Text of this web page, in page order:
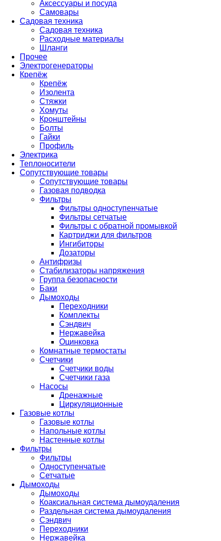
Аксессуары и посуда
Самовары
Садовая техника
Садовая техника
Расходные материалы
Шланги
Прочее
Электрогенераторы
Крепёж
Крепёж
Изолента
Стяжки
Хомуты
Кронштейны
Болты
Гайки
Профиль
Электрика
Теплоносители
Сопутствующие товары
Сопутствующие товары
Газовая подводка
Фильтры
Фильтры одноступенчатые
Фильтры сетчатые
Фильтры с обратной промывкой
Картриджи для фильтров
Ингибиторы
Дозаторы
Антифризы
Стабилизаторы напряжения
Группа безопасности
Баки
Дымоходы
Переходники
Комплекты
Сэндвич
Нержавейка
Оцинковка
Комнатные термостаты
Счетчики
Счетчики воды
Счетчики газа
Насосы
Дренажные
Циркуляционные
Газовые котлы
Газовые котлы
Напольные котлы
Настенные котлы
Фильтры
Фильтры
Одноступенчатые
Сетчатые
Дымоходы
Дымоходы
Коаксиальная система дымоудаления
Раздельная система дымоудаления
Сэндвич
Переходники
Нержавейка